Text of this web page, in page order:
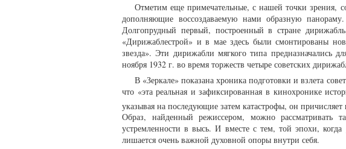
Отметим еще примечательные, с нашей точки зрения,
дополняющие воссоздаваемую нами образную
Долгопрудный первый, построенный в стране
«Дирижаблестрой» и в мае здесь были смонтированы
звезда». Эти дирижабли мягкого типа предназначались
ноября 1932 г. во время торжеств четыре советских
В «Зеркале» показана хроника подготовки и взлета
что «эта реальная и зафиксированная в кинохронике
указывая на последующие затем катастрофы, он
Образ, найденный режиссером, можно рассматривать
устремленности в высь. И вместе с тем, той эпохи,
лишается очень важной духовной опоры внутри себя.